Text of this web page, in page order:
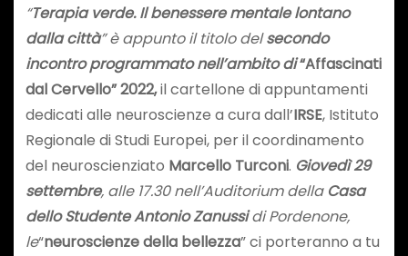
“Terapia verde. Il benessere mentale lontano
dalla città” è appunto il titolo delsecondo
incontro programmato nell’ambito di“Affascinati
dal Cervello” 2022,il cartellone di appuntamenti
dedicati alle neuroscienze a cura dall’IRSE, Istituto
Regionale di Studi Europei, per il coordinamento
del neuroscienziato Marcello Turconi. Giovedì 29
settembre, alle 17.30 nell’Auditorium della Casa
dello Studente Antonio Zanussidi Pordenone,
le“neuroscienze della bellezza” ci porteranno a tu